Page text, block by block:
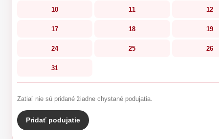
10 11 12
17 18 19
24 25 26
31
Zatiaľ nie sú pridané žiadne chystané podujatia.
Pridať podujatie